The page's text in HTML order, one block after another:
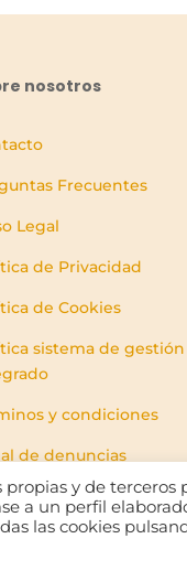
nosotros
Frecuentes
Legal
de Privacidad
de Cookies
sistema de gestión
y condiciones
de denuncias
propias y de
a un perfil
las cookies